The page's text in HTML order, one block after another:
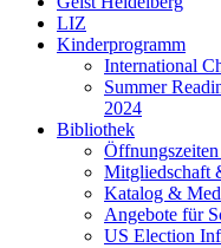
LIZ
Kinderprogramm
International
Summer
2024
Bibliothek
Mitgliedschaft
Katalog &
Angebote für
US Election